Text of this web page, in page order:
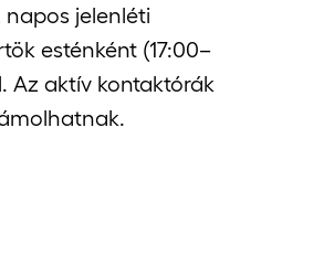
jelenléti
esténként (17:00–
Az aktív kontaktórák